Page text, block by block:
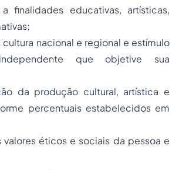
finalidades educativas, artísticas,
nacional e regional e estímulo
que objetive sua
da produção cultural, artística e
percentuais estabelecidos em
valores éticos e sociais da pessoa e